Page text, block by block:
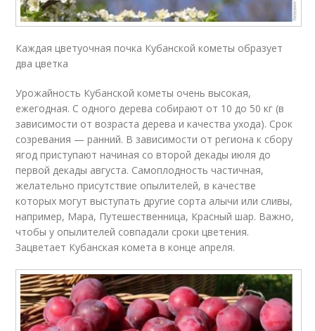
Каждая цветуочная почка Кубанской кометы образует
два цветка
Урожайность Кубанской кометы очень высокая,
ежегодная. С одного дерева собирают от 10 до 50 кг (в
зависимости от возраста дерева и качества ухода). Срок
созревания — ранний. В зависимости от региона к сбору
ягод приступают начиная со второй декады июля до
первой декады августа. Самоплодность частичная,
желательно присутствие опылителей, в качестве
которых могут выступать другие сорта алычи или сливы,
например, Мара, Путешественница, Красный шар. Важно,
чтобы у опылителей совпадали сроки цветения.
Зацветает Кубанская комета в конце апреля.